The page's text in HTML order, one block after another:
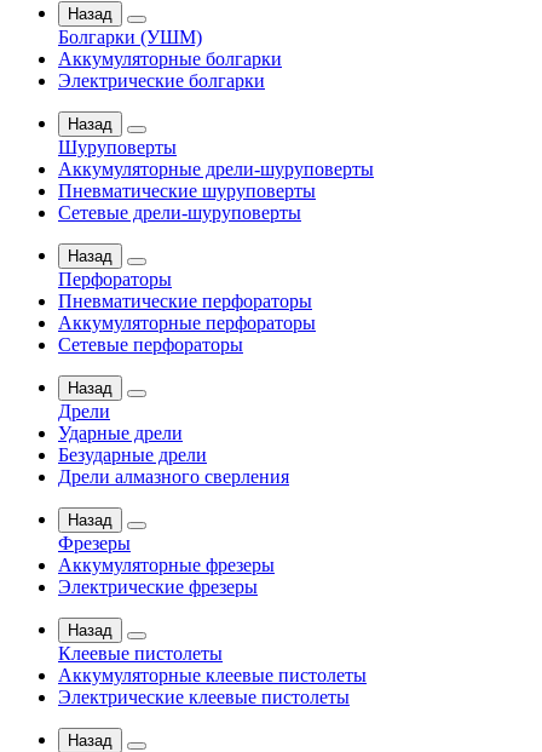
Назад
Болгарки (УШМ)
Аккумуляторные болгарки
Электрические болгарки
Назад
Шуруповерты
Аккумуляторные дрели-шуруповерты
Пневматические шуруповерты
Сетевые дрели-шуруповерты
Назад
Перфораторы
Пневматические перфораторы
Аккумуляторные перфораторы
Сетевые перфораторы
Назад
Дрели
Ударные дрели
Безударные дрели
Дрели алмазного сверления
Назад
Фрезеры
Аккумуляторные фрезеры
Электрические фрезеры
Назад
Клеевые пистолеты
Аккумуляторные клеевые пистолеты
Электрические клеевые пистолеты
Назад